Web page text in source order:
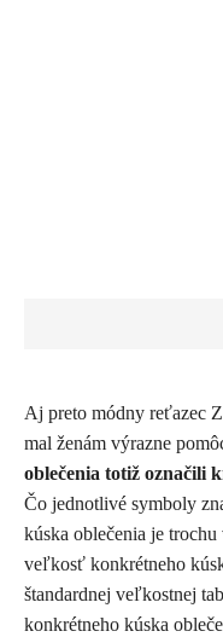
​Aj preto módny reťazec
mal ženám výrazne
oblečenia totiž označili
Čo jednotlivé symboly
kúska oblečenia je
veľkosť konkrétneho
štandardnej veľkostnej
konkrétneho kúska